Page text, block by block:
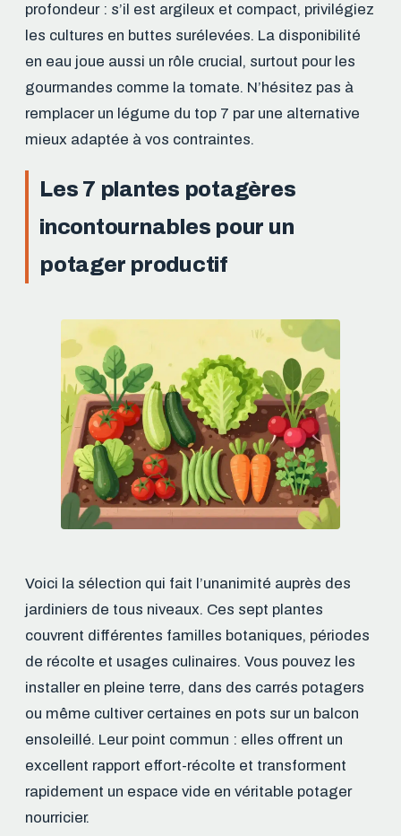
profondeur : s’il est argileux et compact, privilégiez
les cultures en buttes surélevées. La disponibilité
en eau joue aussi un rôle crucial, surtout pour les
gourmandes comme la tomate. N’hésitez pas à
remplacer un légume du top 7 par une alternative
mieux adaptée à vos contraintes.
Les 7 plantes potagères
incontournables pour un
potager productif
Voici la sélection qui fait l’unanimité auprès des
jardiniers de tous niveaux. Ces sept plantes
couvrent différentes familles botaniques, périodes
de récolte et usages culinaires. Vous pouvez les
installer en pleine terre, dans des carrés potagers
ou même cultiver certaines en pots sur un balcon
ensoleillé. Leur point commun : elles offrent un
excellent rapport effort-récolte et transforment
rapidement un espace vide en véritable potager
nourricier.